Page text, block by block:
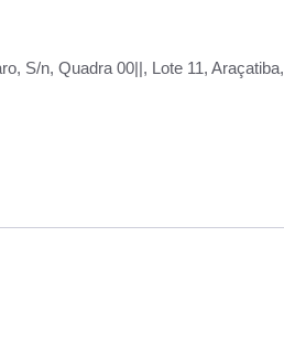
S/n, Quadra 00||, Lote 11,